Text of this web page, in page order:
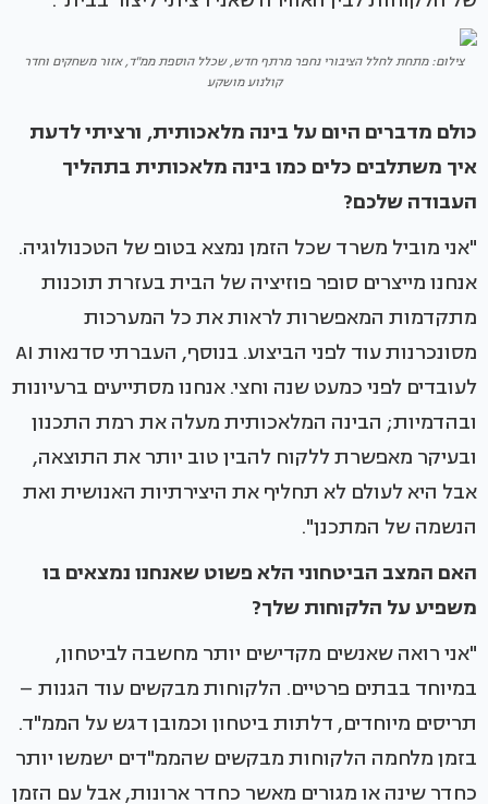
צילום: מתחת לחלל הציבורי נחפר מרתף חדש, שכלל הוספת ממ"ד, אזור משחקים וחדר
קולנוע מושקע
כולם מדברים היום על בינה מלאכותית, ורציתי לדעת
איך משתלבים כלים כמו בינה מלאכותית בתהליך
העבודה שלכם?
"אני מוביל משרד שכל הזמן נמצא בטופ של הטכנולוגיה.
אנחנו מייצרים סופר פוזיציה של הבית בעזרת תוכנות
מתקדמות המאפשרות לראות את כל המערכות
מסונכרנות עוד לפני הביצוע. בנוסף, העברתי סדנאות AI
לעובדים לפני כמעט שנה וחצי. אנחנו מסתייעים ברעיונות
ובהדמיות; הבינה המלאכותית מעלה את רמת התכנון
ובעיקר מאפשרת ללקוח להבין טוב יותר את התוצאה,
אבל היא לעולם לא תחליף את היצירתיות האנושית ואת
הנשמה של המתכנן".
האם המצב הביטחוני הלא פשוט שאנחנו נמצאים בו
משפיע על הלקוחות שלך?
"אני רואה שאנשים מקדישים יותר מחשבה לביטחון,
במיוחד בבתים פרטיים. הלקוחות מבקשים עוד הגנות –
תריסים מיוחדים, דלתות ביטחון וכמובן דגש על הממ"ד.
בזמן מלחמה הלקוחות מבקשים שהממ"דים ישמשו יותר
כחדר שינה או מגורים מאשר כחדר ארונות, אבל עם הזמן